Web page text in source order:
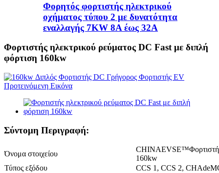
Φορητός φορτιστής ηλεκτρικού
οχήματος τύπου 2 με δυνατότητα
εναλλαγής 7KW 8A έως 32A
Φορτιστής ηλεκτρικού ρεύματος DC Fast με διπλή
φόρτιση 160kw
Σύντομη Περιγραφή:
Όνομα στοιχείου
CHINAEVSE™️Φορτιστής
160kw
Τύπος εξόδου
CCS 1, CCS 2,